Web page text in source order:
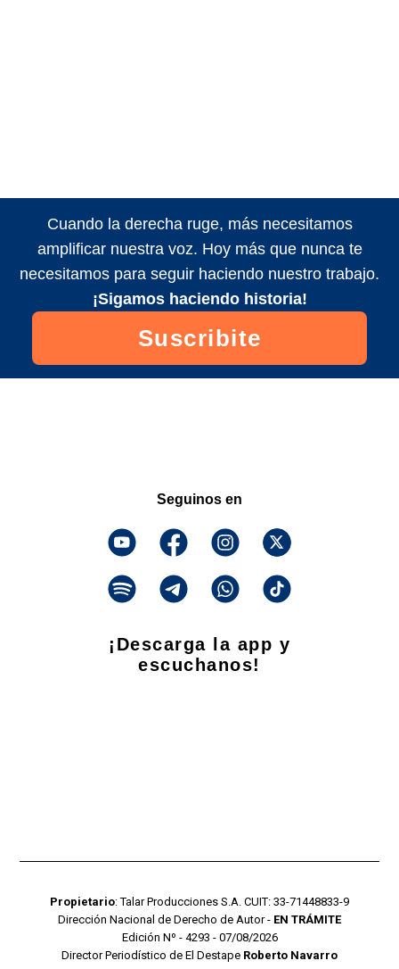
Cuando la derecha ruge, más necesitamos
amplificar nuestra voz. Hoy más que nunca te
necesitamos para seguir haciendo nuestro trabajo.
¡Sigamos haciendo historia!
Suscribite
Seguinos en
¡Descarga la app y
escuchanos!
Propietario: Talar Producciones S.A. CUIT: 33-71448833-9
Dirección Nacional de Derecho de Autor - EN TRÁMITE
Edición Nº - 4293 - 07/08/2026
Director Periodístico de El Destape Roberto Navarro